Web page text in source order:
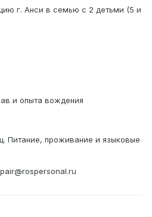
г. Анси в семью с 2 детьми (5 и
и опыта вождения
Питание, проживание и языковые